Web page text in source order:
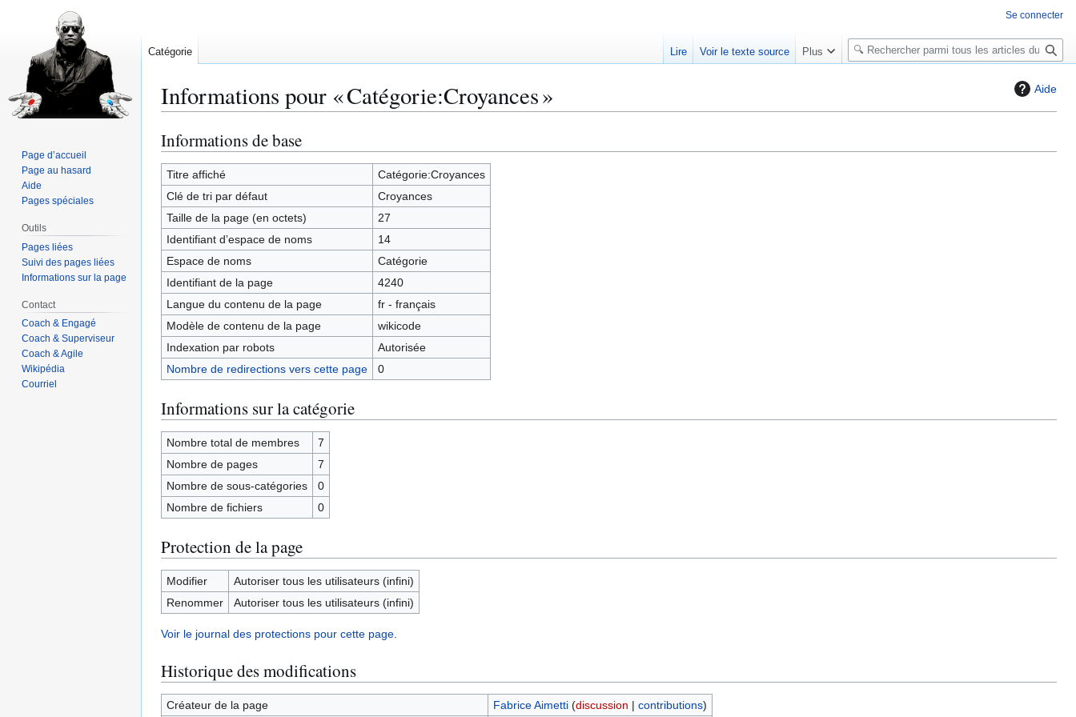
Aide
Informations pour « Catégorie:Croyances »
Aller
à
la
navigation
Aller
à
la
recherche
Informations de base
Titre affiché
Catégorie:Croyances
Clé de tri par défaut
Croyances
Taille de la page (en octets)
27
Identifiant dʼespace de noms
14
Espace de noms
Catégorie
Identifiant de la page
4240
Langue du contenu de la page
fr - français
Modèle de contenu de la page
wikicode
Indexation par robots
Autorisée
Nombre de redirections vers cette page
0
Informations sur la catégorie
Nombre total de membres
7
Nombre de pages
7
Nombre de sous-catégories
0
Nombre de fichiers
0
Protection de la page
Modifier
Autoriser tous les utilisateurs (infini)
Renommer
Autoriser tous les utilisateurs (infini)
Voir le journal des protections pour cette page.
Historique des modifications
Créateur de la page Fabrice Aimetti (discussion | contributions)
Se connecter
Catégorie Lire Voir le texte source Plus
R
e
e
c
Page d’accueil
Page au hasard
Aide
Pages spéciales
Outils
Pages liées
Suivi des pages liées
Informations sur la page
Contact
Coach & Engagé
Coach & Superviseur
Coach & Agile
Wikipédia
Courriel